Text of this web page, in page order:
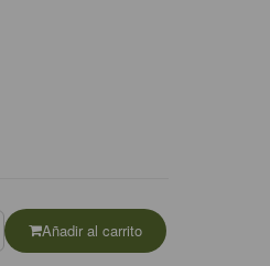
Añadir al carrito